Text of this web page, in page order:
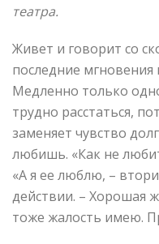
театра.
Живет и говорит со
последние мгновения
Медленно только
трудно расстаться,
заменяет чувство
любишь. «Как не
«А я ее люблю, –
действии. – Хорошая
тоже жалость имею.